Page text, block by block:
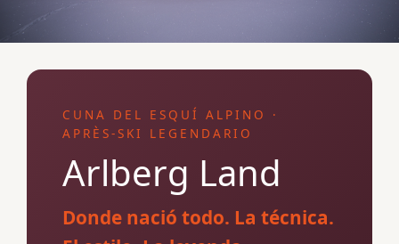
CUNA DEL ESQUÍ ALPINO ·
APRÈS-SKI LEGENDARIO
Arlberg Land
Donde nació todo. La técnica.